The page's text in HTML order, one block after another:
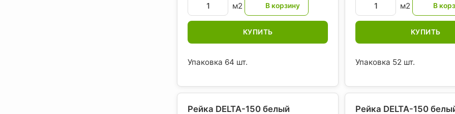
м2
КУПИТЬ
Упаковка 64 шт.
м2
КУПИТЬ
Упаковка 52 шт.
Рейка DELTA-150 белый Рейка DELTA-150